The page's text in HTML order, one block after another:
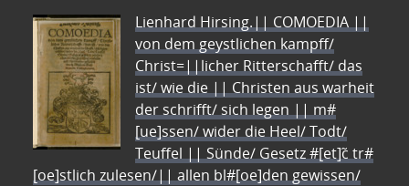
Lienhard Hirsing.|| COMOEDIA ||
von dem geystlichen kampff/
Christ=||licher Ritterschafft/ das
ist/ wie die || Christen aus warheit
der schrifft/ sich legen || m#
[ue]ssen/ wider die Heel/ Todt/
Teuffel || Sünde/ Gesetz #[et]c̃ tr#
[oe]stlich zulesen/|| allen bl#[oe]den gewissen/